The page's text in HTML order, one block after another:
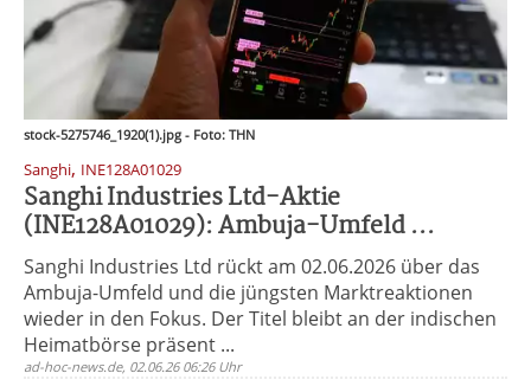
stock-5275746_1920(1).jpg - Foto: THN
Sanghi, INE128A01029
Sanghi Industries Ltd-Aktie
(INE128A01029): Ambuja-Umfeld ...
Sanghi Industries Ltd rückt am 02.06.2026 über das
Ambuja-Umfeld und die jüngsten Marktreaktionen
wieder in den Fokus. Der Titel bleibt an der indischen
Heimatbörse präsent ...
ad-hoc-news.de, 02.06.26 06:26 Uhr